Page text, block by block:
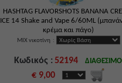
HASHTAG FLAVORSHOTS BANANA
ICE 14 Shake and Vape 6/60ML
κρέμα και πάγο)
MIX νικοτίνη :
Κωδικός : 52194 ΔΙΑΘΕΣΙΜΟ
€ 9,00